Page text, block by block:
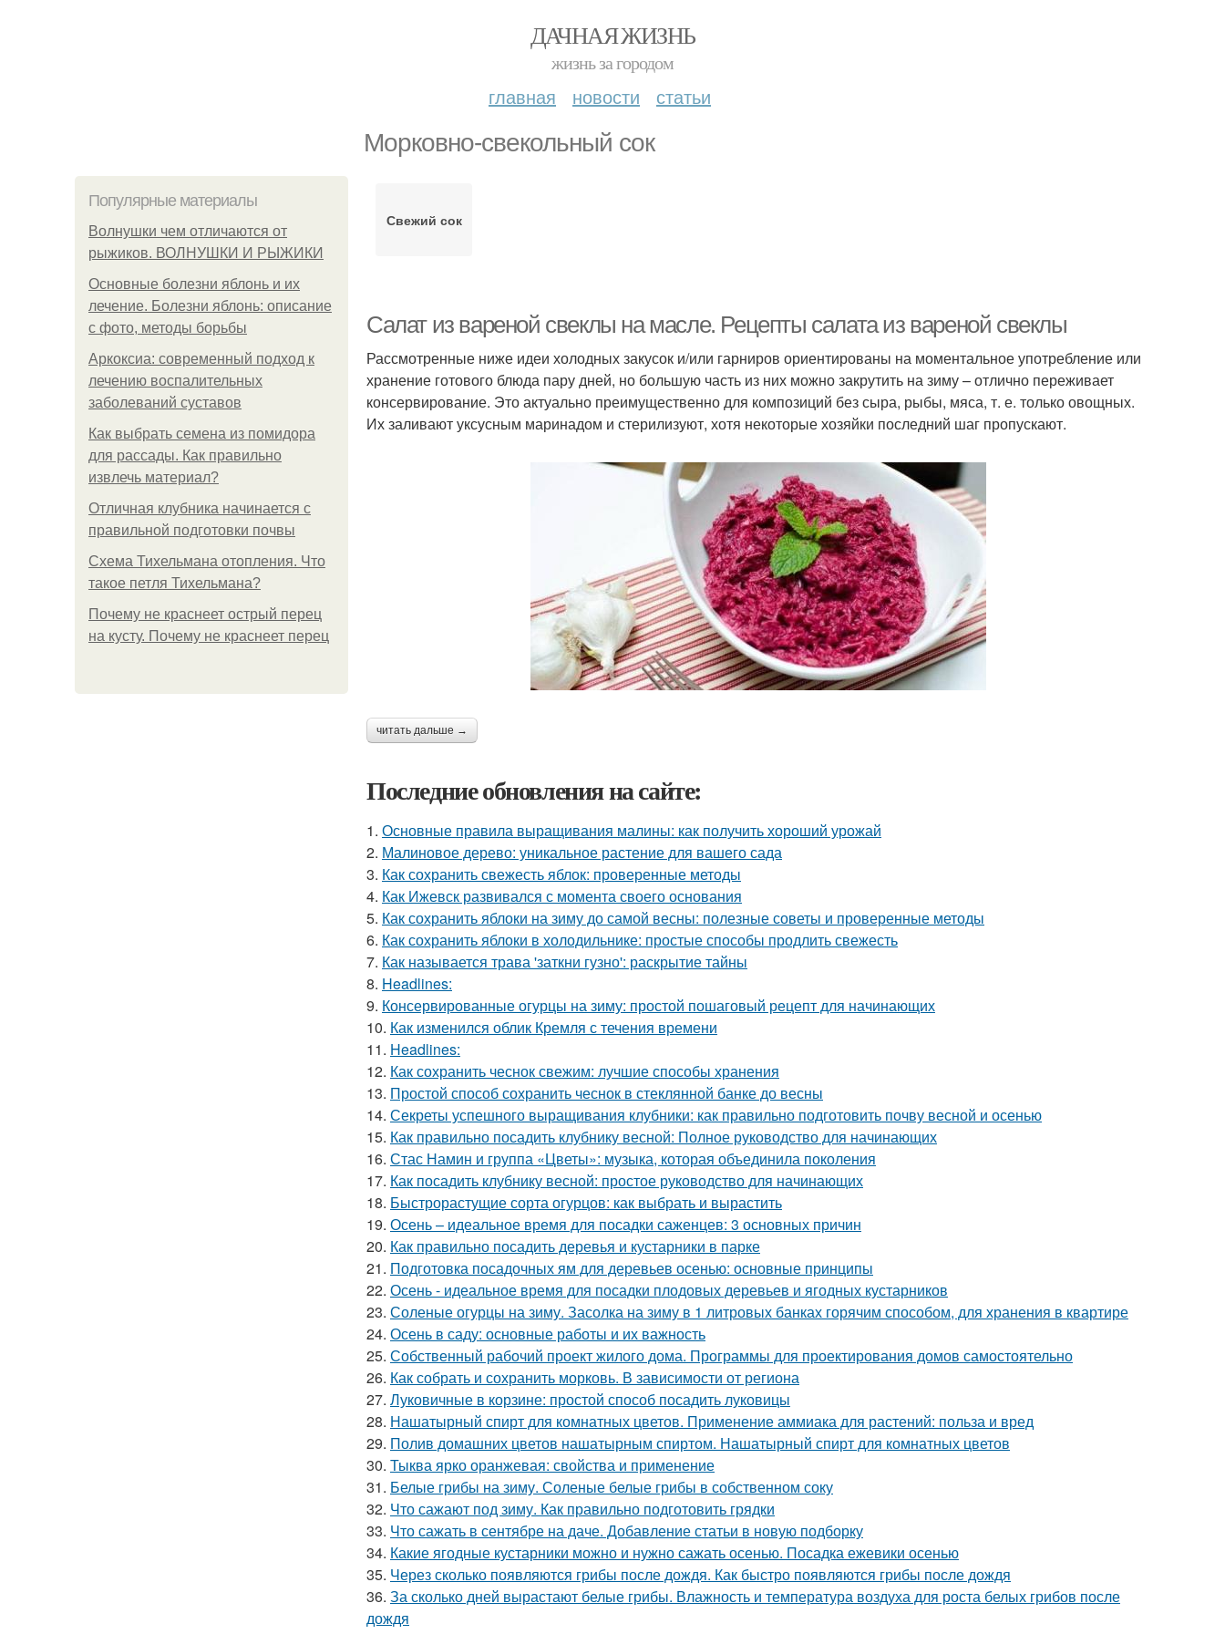
ДАЧНАЯ ЖИЗНЬ
жизнь за городом
главная новости статьи
Морковно-свекольный сок
Популярные материалы
Волнушки чем отличаются от
рыжиков. ВОЛНУШКИ И РЫЖИКИ
Основные болезни яблонь и их
лечение. Болезни яблонь: описание
с фото, методы борьбы
Аркоксиа: современный подход к
лечению воспалительных
заболеваний суставов
Как выбрать семена из помидора
для рассады. Как правильно
извлечь материал?
Отличная клубника начинается с
правильной подготовки почвы
Схема Тихельмана отопления. Что
такое петля Тихельмана?
Почему не краснеет острый перец
на кусту. Почему не краснеет перец
Свежий сок
Салат из вареной свеклы на масле. Рецепты салата из вареной свеклы
Рассмотренные ниже идеи холодных закусок и/или гарниров ориентированы на моментальное употребление или
хранение готового блюда пару дней, но большую часть из них можно закрутить на зиму – отлично переживает
консервирование. Это актуально преимущественно для композиций без сыра, рыбы, мяса, т. е. только овощных.
Их заливают уксусным маринадом и стерилизуют, хотя некоторые хозяйки последний шаг пропускают.­
читать дальше →
Последние обновления на сайте:
1. Основные правила выращивания малины: как получить хороший урожай
2. Малиновое дерево: уникальное растение для вашего сада
3. Как сохранить свежесть яблок: проверенные методы
4. Как Ижевск развивался с момента своего основания
5. Как сохранить яблоки на зиму до самой весны: полезные советы и проверенные методы
6. Как сохранить яблоки в холодильнике: простые способы продлить свежесть
7. Как называется трава 'заткни гузно': раскрытие тайны
8. Headlines:
9. Консервированные огурцы на зиму: простой пошаговый рецепт для начинающих
10. Как изменился облик Кремля с течения времени
11. Headlines:
12. Как сохранить чеснок свежим: лучшие способы хранения
13. Простой способ сохранить чеснок в стеклянной банке до весны
14. Секреты успешного выращивания клубники: как правильно подготовить почву весной и осенью
15. Как правильно посадить клубнику весной: Полное руководство для начинающих
16. Стас Намин и группа «Цветы»: музыка, которая объединила поколения
17. Как посадить клубнику весной: простое руководство для начинающих
18. Быстрорастущие сорта огурцов: как выбрать и вырастить
19. Осень – идеальное время для посадки саженцев: 3 основных причин
20. Как правильно посадить деревья и кустарники в парке
21. Подготовка посадочных ям для деревьев осенью: основные принципы
22. Осень - идеальное время для посадки плодовых деревьев и ягодных кустарников
23. Соленые огурцы на зиму. Засолка на зиму в 1 литровых банках горячим способом, для хранения в квартире
24. Осень в саду: основные работы и их важность
25. Собственный рабочий проект жилого дома. Программы для проектирования домов самостоятельно
26. Как собрать и сохранить морковь. В зависимости от региона
27. Луковичные в корзине: простой способ посадить луковицы
28. Нашатырный спирт для комнатных цветов. Применение аммиака для растений: польза и вред
29. Полив домашних цветов нашатырным спиртом. Нашатырный спирт для комнатных цветов
30. Тыква ярко оранжевая: свойства и применение
31. Белые грибы на зиму. Соленые белые грибы в собственном соку
32. Что сажают под зиму. Как правильно подготовить грядки
33. Что сажать в сентябре на даче. Добавление статьи в новую подборку
34. Какие ягодные кустарники можно и нужно сажать осенью. Посадка ежевики осенью
35. Через сколько появляются грибы после дождя. Как быстро появляются грибы после дождя
36. За сколько дней вырастают белые грибы. Влажность и температура воздуха для роста белых грибов после
дождя